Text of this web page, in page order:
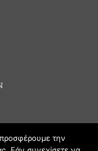
την